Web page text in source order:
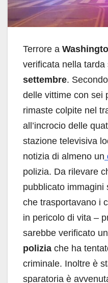
Terrore a
verificata nella
settembre.
delle vittime con sei
rimaste colpite nel
all’incrocio delle
stazione televisiva
notizia di almeno un
polizia. Da rilevare
pubblicato immagini
che trasportavano i
in pericolo di vita –
sarebbe verificato
polizia che ha
criminale. Inoltre è
sparatoria è